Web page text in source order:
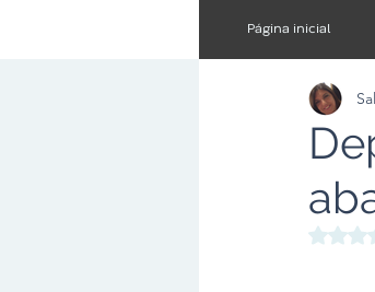
Página inicial